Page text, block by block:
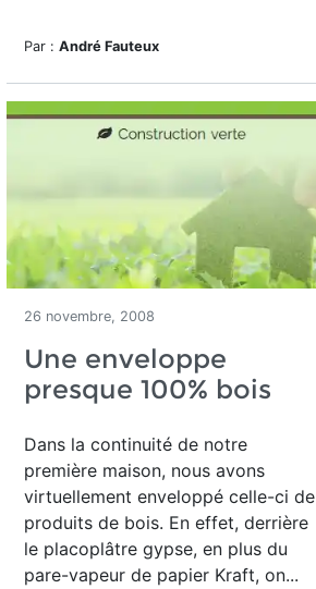
Par : André Fauteux
26 novembre, 2008
Une enveloppe
presque 100% bois
Dans la continuité de notre
première maison, nous avons
virtuellement enveloppé celle-ci de
produits de bois. En effet, derrière
le placoplâtre gypse, en plus du
pare-vapeur de papier Kraft, on...